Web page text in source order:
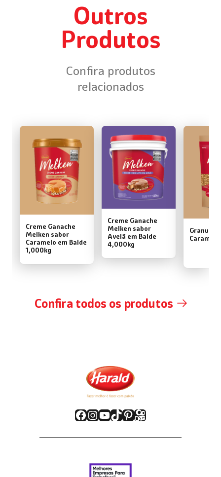
Outros
Produtos
Confira produtos
relacionados
Creme Ganache
Melken sabor
Caramelo em Balde
1,000kg
Creme Ganache
Melken sabor
Avelã em Balde
4,000kg
Granulé
Confira todos os produtos
Facebook
Instagram
Youtube
TikTok
Pinterest
Kwai